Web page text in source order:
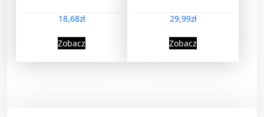
18,68zł
Zobacz
29,99zł
Zobacz